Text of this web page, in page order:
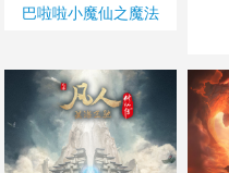
巴啦啦小魔仙之魔法